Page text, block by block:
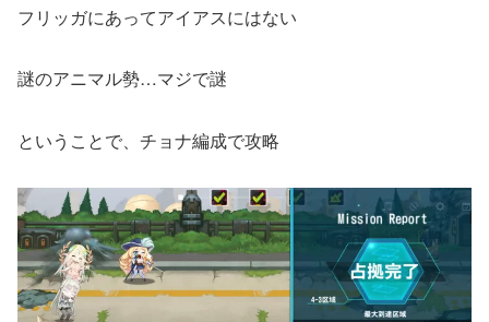
フリッガにあってアイアスにはない
謎のアニマル勢…マジで謎
ということで、チョナ編成で攻略